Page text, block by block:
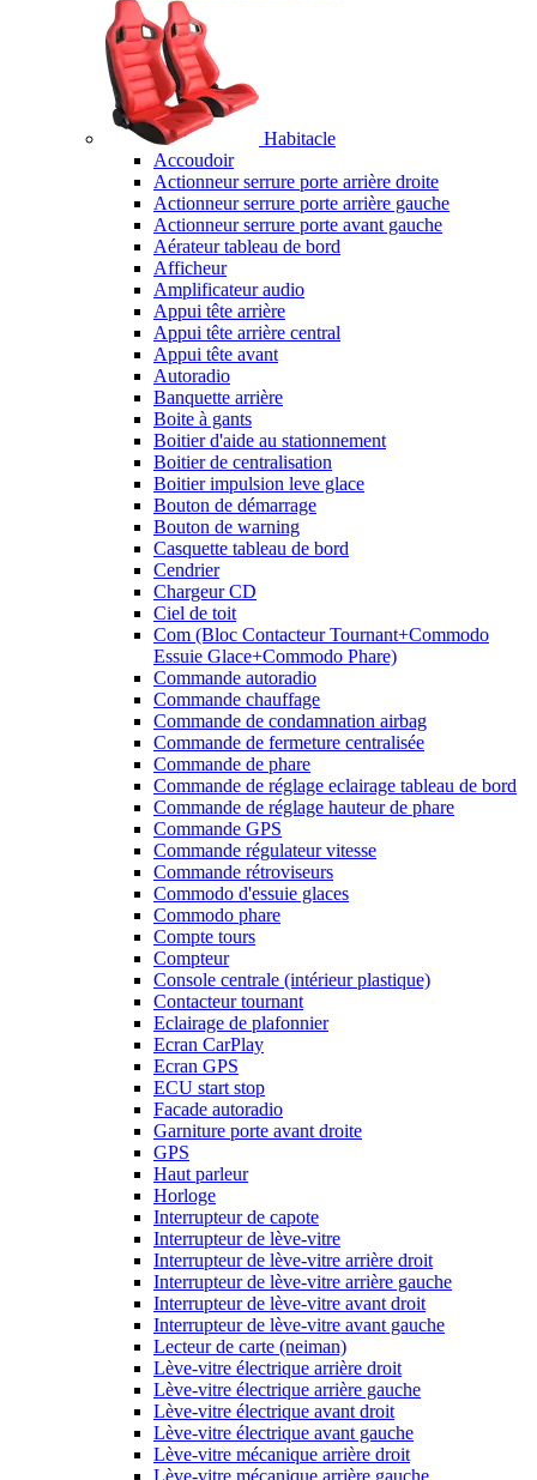
Habitacle
Accoudoir
Actionneur serrure porte arrière droite
Actionneur serrure porte arrière gauche
Actionneur serrure porte avant gauche
Aérateur tableau de bord
Afficheur
Amplificateur audio
Appui tête arrière
Appui tête arrière central
Appui tête avant
Autoradio
Banquette arrière
Boite à gants
Boitier d'aide au stationnement
Boitier de centralisation
Boitier impulsion leve glace
Bouton de démarrage
Bouton de warning
Casquette tableau de bord
Cendrier
Chargeur CD
Ciel de toit
Com (Bloc Contacteur Tournant+Commodo
Essuie Glace+Commodo Phare)
Commande autoradio
Commande chauffage
Commande de condamnation airbag
Commande de fermeture centralisée
Commande de phare
Commande de réglage eclairage tableau de bord
Commande de réglage hauteur de phare
Commande GPS
Commande régulateur vitesse
Commande rétroviseurs
Commodo d'essuie glaces
Commodo phare
Compte tours
Compteur
Console centrale (intérieur plastique)
Contacteur tournant
Eclairage de plafonnier
Ecran CarPlay
Ecran GPS
ECU start stop
Facade autoradio
Garniture porte avant droite
GPS
Haut parleur
Horloge
Interrupteur de capote
Interrupteur de lève-vitre
Interrupteur de lève-vitre arrière droit
Interrupteur de lève-vitre arrière gauche
Interrupteur de lève-vitre avant droit
Interrupteur de lève-vitre avant gauche
Lecteur de carte (neiman)
Lève-vitre électrique arrière droit
Lève-vitre électrique arrière gauche
Lève-vitre électrique avant droit
Lève-vitre électrique avant gauche
Lève-vitre mécanique arrière droit
Lève-vitre mécanique arrière gauche